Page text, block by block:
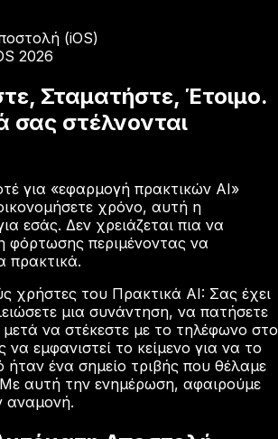
(iOS)
2026
Σταματήστε, Έτοιμο.
σας στέλνονται
για «εφαρμογή πρακτικών AI»
χρόνο, αυτή η
εσάς. Δεν χρειάζεται πια να
φόρτωσης περιμένοντας να
πρακτικά.
χρήστες του Πρακτικά AI: Σας έχει
μια συνάντηση, να πατήσετε
μετά να στέκεστε με το τηλέφωνο στο
να εμφανιστεί το κείμενο για να το
ήταν ένα σημείο τριβής που θέλαμε
αυτή την ενημέρωση, αφαιρούμε
αναμονή.